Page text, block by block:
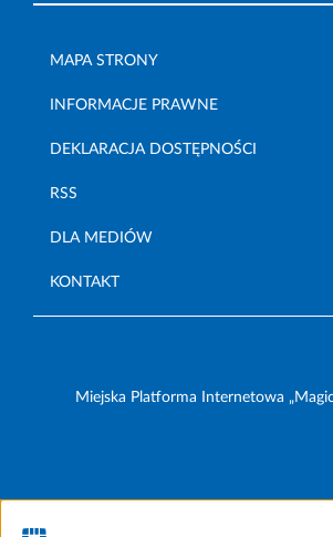
MAPA STRONY
INFORMACJE PRAWNE
DEKLARACJA DOSTĘPNOŚCI
RSS
DLA MEDIÓW
KONTAKT
Miejska Platforma Internetowa